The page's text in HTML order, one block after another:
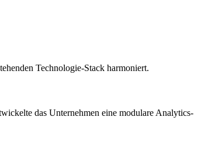
Technologie-Stack harmoniert.
das Unternehmen eine modulare Analytics-